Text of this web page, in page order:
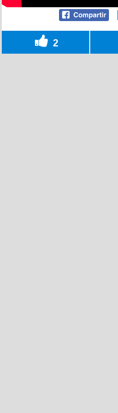
2